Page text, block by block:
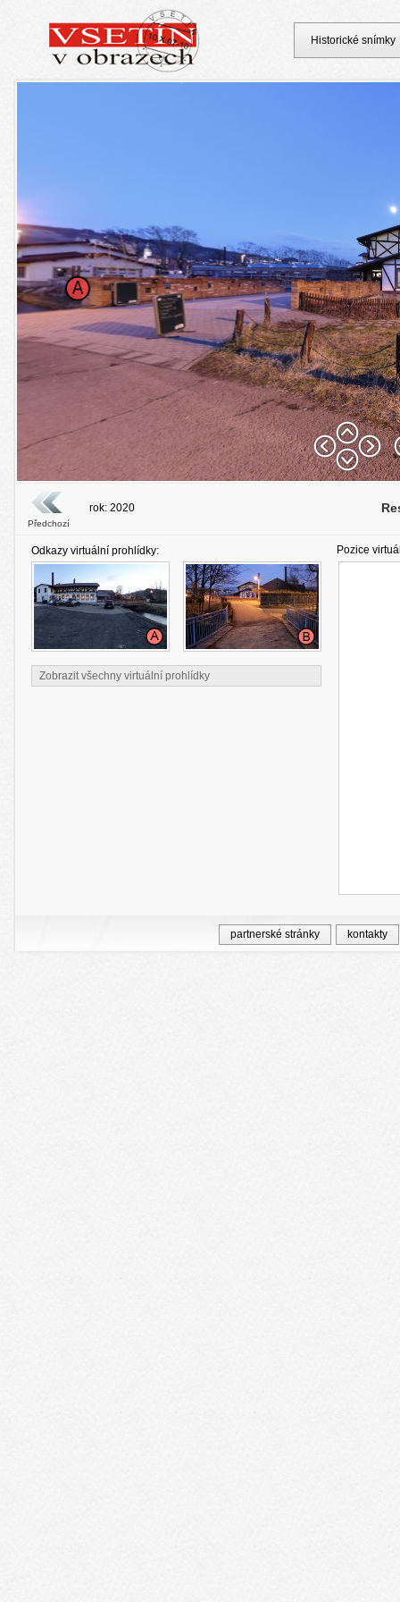
Předchozí
rok: 2020
Odkazy virtuální prohlídky: Pozice
Zobrazit všechny virtuální prohlídky
Historické snímky
partnerské stránky kontakty